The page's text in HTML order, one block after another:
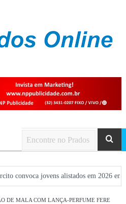
jovens alistados em 2026 em Prados
DE MALA COM LANÇA-PERFUME FERE